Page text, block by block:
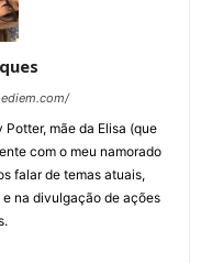
mãe da Elisa (que
com o meu namorado
falar de temas atuais,
na divulgação de ações